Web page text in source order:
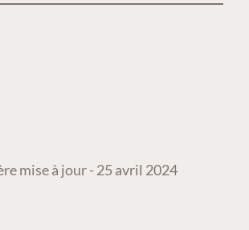
mise à jour - 25 avril 2024